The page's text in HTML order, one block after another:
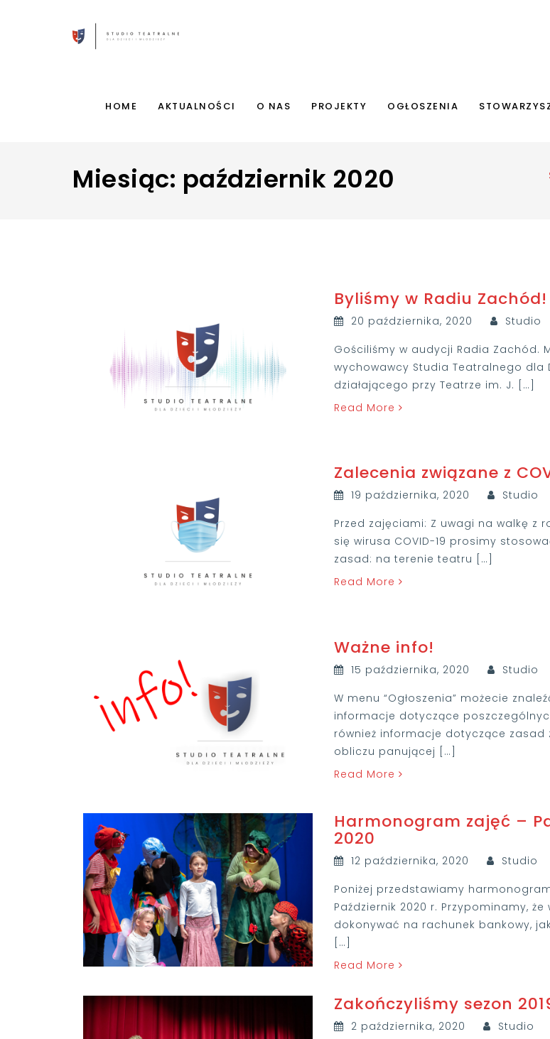
HOME AKTUALNOŚCI O NAS PROJEKTY OGŁOSZENIA
Miesiąc: październik 2020
Byliśmy w Radiu Zachód!
20 października, 2020
Studio
Gościliśmy w audycji Radia Zachód.
wychowawcy Studia Teatralnego dla
działającego przy Teatrze im. J. […]
Read More
Zalecenia związane z
19 października, 2020
Studio
Przed zajęciami: Z uwagi na walkę z
się wirusa COVID-19 prosimy
zasad: na terenie teatru […]
Read More
Ważne info!
15 października, 2020
Studio
W menu “Ogłoszenia” możecie
informacje dotyczące
również informacje dotyczące zasad
obliczu panującej […]
Read More
Harmonogram zajęć –
2020
12 października, 2020
Studio
Poniżej przedstawiamy
Październik 2020 r. Przypominamy, że
dokonywać na rachunek bankowy,
[…]
Read More
Zakończyliśmy sezon
2 października, 2020
Studio